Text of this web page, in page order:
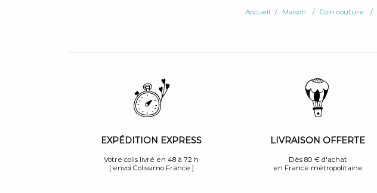
Accueil Maison Coin couture
EXPÉDITION EXPRESS
Votre colis livré en 48 à 72 h
[ envoi Colissimo France ]
LIVRAISON OFFERTE
Dès 80 € d'achat
en France métropolitaine